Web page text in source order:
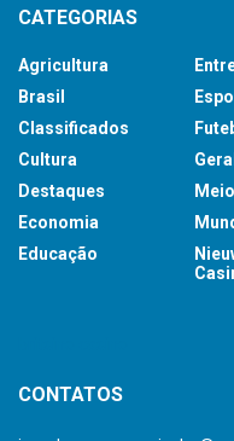
CATEGORIAS
Agricultura
Brasil
Classificados
Cultura
Destaques
Economia
Educação
Geral
CONTATOS